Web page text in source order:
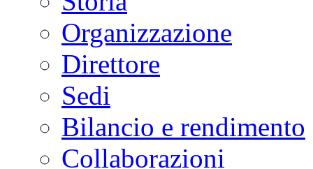
Organizzazione
Direttore
Sedi
Bilancio e rendimento
Collaborazioni